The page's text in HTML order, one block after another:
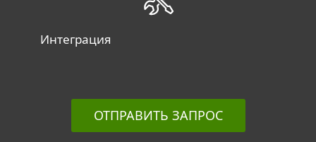
Интеграция
ОТПРАВИТЬ ЗАПРОС